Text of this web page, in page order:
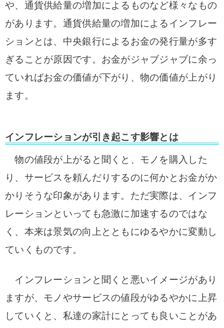
や、通貨供給量の増加によるものなど様々なもの
があります。通貨供給量の増加によるインフレー
ションとは、中央銀行によるお金の発行量が多す
ぎることが原因です。お金がジャブジャブに余っ
ていればお金の価値が下がり、物の価値が上がり
ます。
インフレーションが引き起こす影響とは
物の値段が上がると聞くと、モノを購入した
り、サービスを頼んだりするのに何かとお金がか
かりそうな印象があります。ただ実際は、インフ
レーションといっても急激に加速するのではな
く、本来は景気の向上とともにゆるやかに変動し
ていくものです。
インフレーションと聞くと悪いイメージがあり
ますが、 モノやサービスの値段がゆるやかに上昇
していくと、私達の家計にとっても良いことがあ